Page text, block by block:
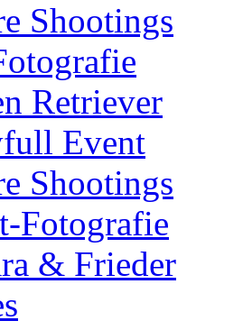
Shootings
Retriever
Event
Shootings
Fotografie
& Frieder